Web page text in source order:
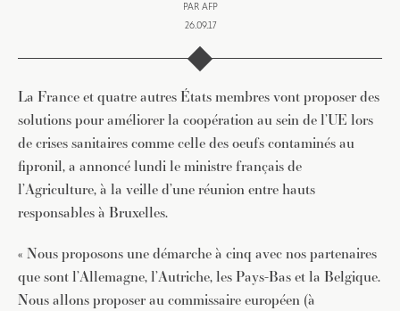
PAR AFP
26.09.17
La France et quatre autres États membres vont proposer des
solutions pour améliorer la coopération au sein de l’UE lors
de crises sanitaires comme celle des oeufs contaminés au
fipronil, a annoncé lundi le ministre français de
l’Agriculture, à la veille d’une réunion entre hauts
responsables à Bruxelles.
« Nous proposons une démarche à cinq avec nos partenaires
que sont l’Allemagne, l’Autriche, les Pays-Bas et la Belgique.
Nous allons proposer au commissaire européen (à